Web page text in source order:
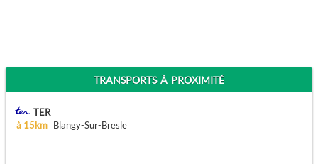
TRANSPORTS À PROXIMITÉ
TER
à 15km
Blangy-Sur-Bresle